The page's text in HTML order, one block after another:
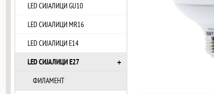
LED СИЈАЛИЦИ GU10
LED СИЈАЛИЦИ MR16
LED СИЈАЛИЦИ Е14
LED СИЈАЛИЦИ Е27
ФИЛАМЕНТ
+